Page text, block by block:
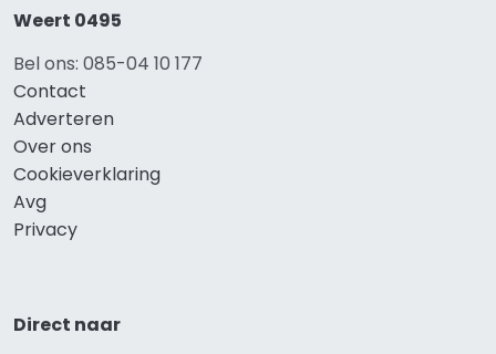
Weert 0495
Bel ons: 085-04 10 177
Contact
Adverteren
Over ons
Cookieverklaring
Avg
Privacy
Direct naar